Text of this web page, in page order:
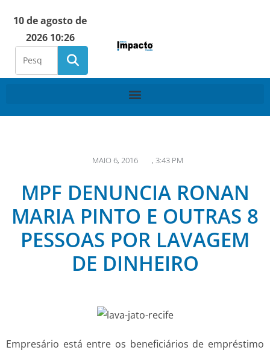
10 de agosto de
2026 10:26
MAIO 6, 2016 , 3:43 PM
MPF DENUNCIA RONAN
MARIA PINTO E OUTRAS 8
PESSOAS POR LAVAGEM
DE DINHEIRO
Empresário está entre os beneficiários de empréstimo